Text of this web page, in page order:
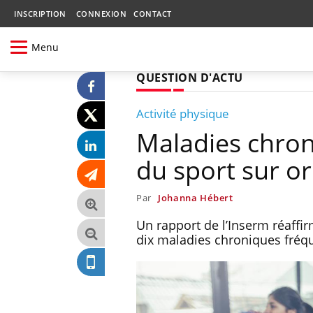
INSCRIPTION CONNEXION CONTACT
Menu
QUESTION D'ACTU
Activité physique
Maladies
du sport sur
Par Johanna Hébert
Un rapport de l’Inserm
dix maladies chroniques